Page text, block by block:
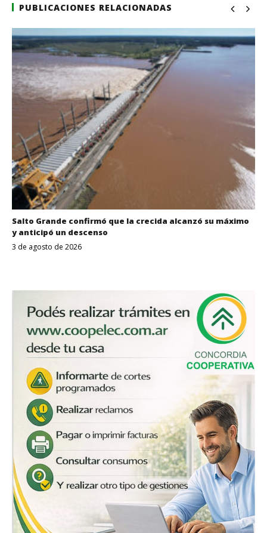
PUBLICACIONES RELACIONADAS
Salto Grande confirmó que la crecida alcanzó su máximo
y anticipó un descenso
3 de agosto de 2026